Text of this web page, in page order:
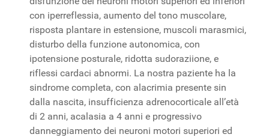
con iperreflessia, aumento del tono muscolare,
risposta plantare in estensione, muscoli marasmici,
disturbo della funzione autonomica, con
ipotensione posturale, ridotta sudoraziione, e
riflessi cardaci abnormi. La nostra paziente ha la
sindrome completa, con alacrimia presente sin
dalla nascita, insufficienza adrenocorticale all’età
di 2 anni, acalasia a 4 anni e progressivo
danneggiamento dei neuroni motori superiori ed